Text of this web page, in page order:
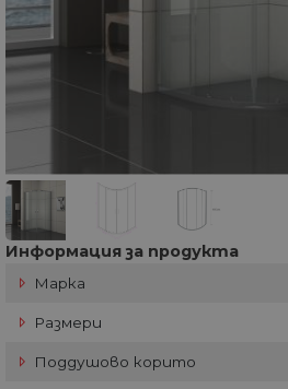
Информация за продукта
Марка
Размери
Поддушово корито